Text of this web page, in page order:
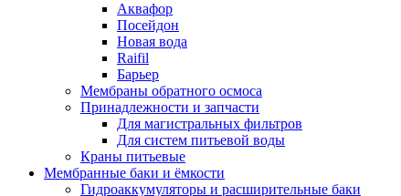
Аквафор
Посейдон
Новая вода
Raifil
Барьер
Мембраны обратного осмоса
Принадлежности и запчасти
Для магистральных фильтров
Для систем питьевой воды
Краны питьевые
Мембранные баки и ёмкости
Гидроаккумуляторы и расширительные баки